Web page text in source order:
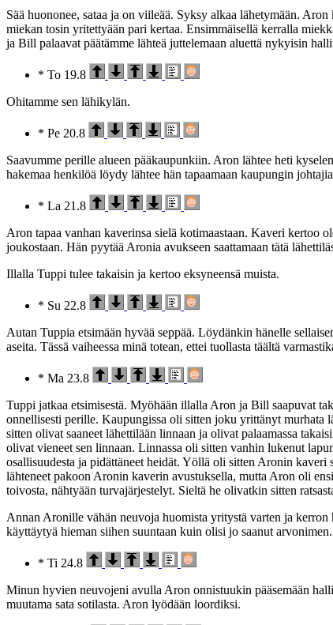
Sää huononee, sataa ja on viileää. Syksy alkaa lähetymään.
miekan tosin yritettyään pari kertaa. Ensimmäisellä kerralla
ja Bill palaavat päätämme lähteä juttelemaan aluettä nykyisin
* To 19.8
Ohitamme sen lähikylän.
* Pe 20.8
Saavumme perille alueen pääkaupunkiin. Aron lähtee heti
hakemaa henkilöä löydy lähtee hän tapaamaan kaupungin
* La 21.8
Aron tapaa vanhan kaverinsa sielä kotimaastaan. Kaveri kertoo
joukostaan. Hän pyytää Aronia avukseen saattamaan tätä
Illalla Tuppi tulee takaisin ja kertoo eksyneensä muista.
* Su 22.8
Autan Tuppia etsimään hyvää seppää. Löydänkin hänelle
aseita. Tässä vaiheessa minä totean, ettei tuollasta täältä
* Ma 23.8
Tuppi jatkaa etsimisestä. Myöhään illalla Aron ja Bill saapuvat
onnellisesti perille. Kaupungissa oli sitten joku yrittänyt murhata
sitten olivat saaneet lähettilään linnaan ja olivat palaamassa
olivat vieneet sen linnaan. Linnassa oli sitten vanhin lukenut
osallisuudesta ja pidättäneet heidät. Yöllä oli sitten Aronin
lähteneet pakoon Aronin kaverin avustuksella, mutta Aron oli
toivosta, nähtyään turvajärjestelyt. Sieltä he olivatkin sitten
Annan Aronille vähän neuvoja huomista yritystä varten ja
käyttäytyä hieman siihen suuntaan kuin olisi jo saanut arvonimen.
* Ti 24.8
Minun hyvien neuvojeni avulla Aron onnistuukin pääsemään
muutama sata sotilasta. Aron lyödään loordiksi.